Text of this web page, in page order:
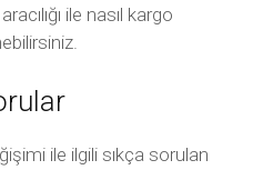
ile nasıl kargo
ile ilgili sıkça sorulan